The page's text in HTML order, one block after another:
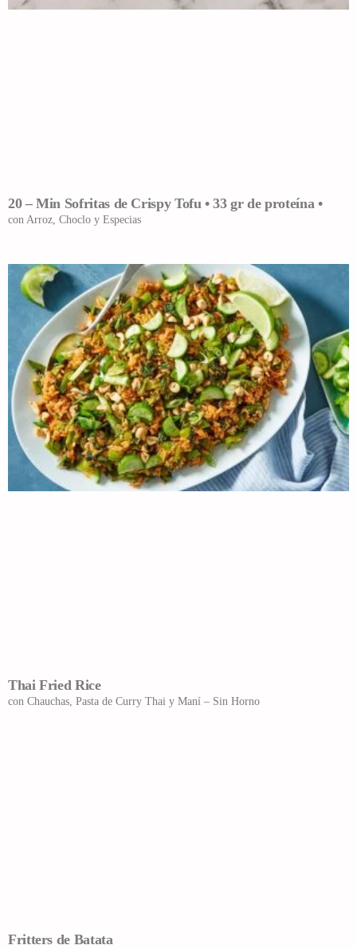
20 – Min Sofritas de Crispy Tofu • 33 gr de proteína •
con Arroz, Choclo y Especias
Thai Fried Rice
con Chauchas, Pasta de Curry Thai y Maní – Sin Horno
Fritters de Batata